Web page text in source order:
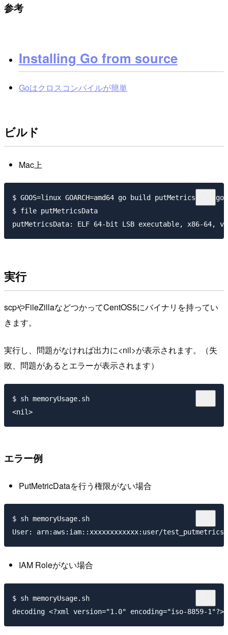
参考
Installing Go from source
Goはクロスコンパイルが簡単
ビルド
Mac上
$ GOOS=linux GOARCH=amd64 go build putMetricsData.go
$ file putMetricsData
実行
scpやFileZillaなどつかってCentOS5にバイナリを持ってい
きます。
実行し、問題がなければ出力に<nil>が表示されます。（失
敗、問題があるとエラーが表示されます）
$ sh memoryUsage.sh
エラー例
PutMetricDataを行う権限がない場合
$ sh memoryUsage.sh
IAM Roleがない場合
$ sh memoryUsage.sh